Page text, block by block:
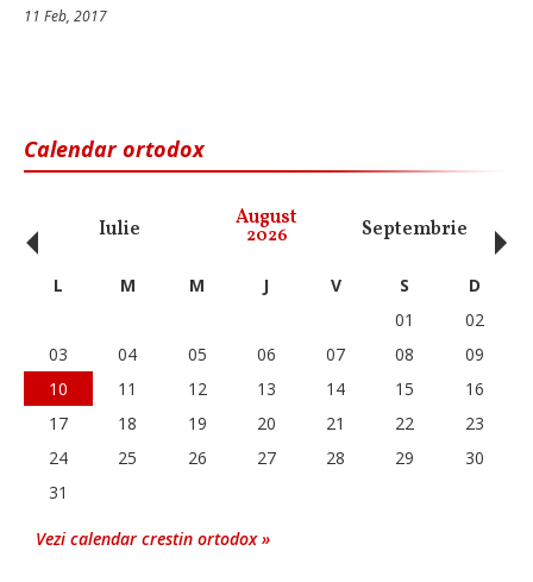
11 Feb, 2017
Calendar ortodox
Iulie August
2026 Septembrie
‹ L M M J V S
D
01
02
03
04 05 06 07 08
09
10
11 12 13 14 15
16
17
18 19 20 21 22
23
24
25 26 27 28 29
30
31
Vezi calendar crestin ortodox »